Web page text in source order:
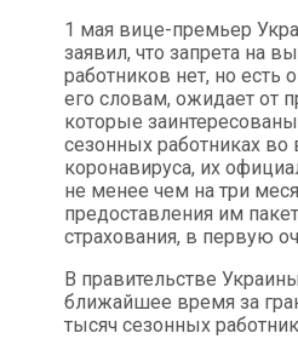
1 мая вице-премьер
заявил, что запрета на
работников нет, но есть
его словам, ожидает от
которые
сезонных работниках
коронавируса, их
не менее чем на три
предоставления им
страхования, в первую
В правительстве
ближайшее время за
тысяч сезонных